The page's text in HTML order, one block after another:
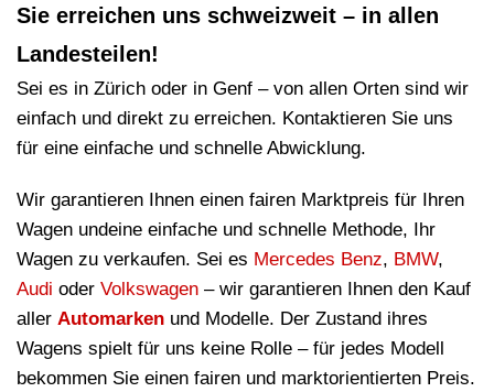
Sie erreichen uns schweizweit – in allen
Landesteilen!
Sei es in Zürich oder in Genf – von allen Orten sind wir
einfach und direkt zu erreichen. Kontaktieren Sie uns
für eine einfache und schnelle Abwicklung.
Wir garantieren Ihnen einen fairen Marktpreis für Ihren
Wagen undeine einfache und schnelle Methode, Ihr
Wagen zu verkaufen. Sei es Mercedes Benz, BMW,
Audi oder Volkswagen – wir garantieren Ihnen den Kauf
aller Automarken und Modelle. Der Zustand ihres
Wagens spielt für uns keine Rolle – für jedes Modell
bekommen Sie einen fairen und marktorientierten Preis.